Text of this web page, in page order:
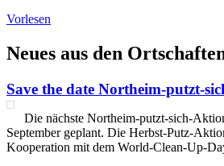
Vorlesen
Neues aus den
Save the date Northeim-putzt-
Die nächste Northeim-putzt-sich-
September geplant. Die Herbst-Putz-
Kooperation mit dem World-Clean-Up-